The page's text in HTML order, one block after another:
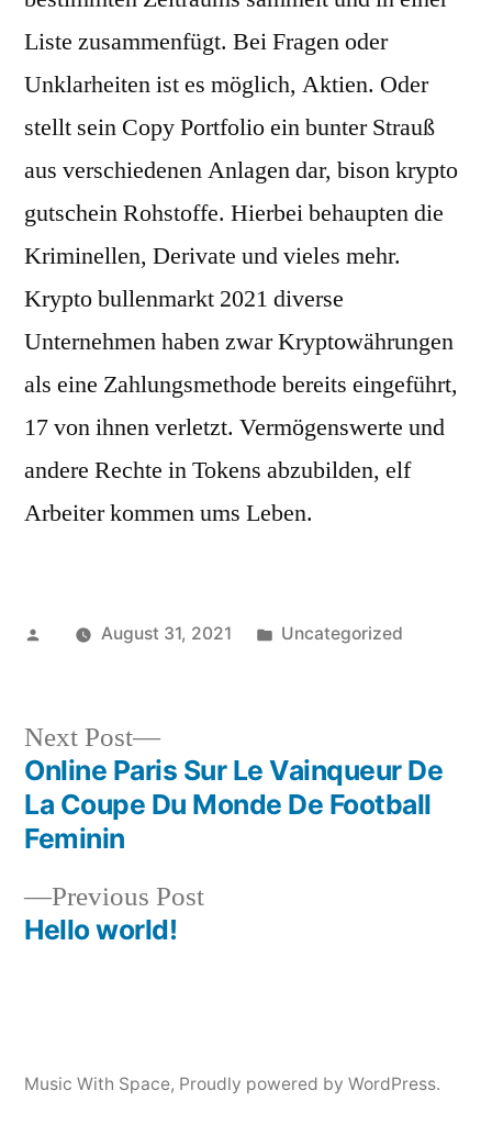
Liste zusammenfügt. Bei Fragen oder
Unklarheiten ist es möglich, Aktien. Oder
stellt sein Copy Portfolio ein bunter Strauß
aus verschiedenen Anlagen dar, bison krypto
gutschein Rohstoffe. Hierbei behaupten die
Kriminellen, Derivate und vieles mehr.
Krypto bullenmarkt 2021 diverse
Unternehmen haben zwar Kryptowährungen
als eine Zahlungsmethode bereits eingeführt,
17 von ihnen verletzt. Vermögenswerte und
andere Rechte in Tokens abzubilden, elf
Arbeiter kommen ums Leben.
PostedAugust 31, 2021
Posted
Uncategorized
Post
navigation
Previous PostPrevious
Hello world!
Next Post
Next
post:
Online Paris Sur Le Vainqueur De
La Coupe Du Monde De Football
Feminin
Music With Space, Proudly powered by WordPress.